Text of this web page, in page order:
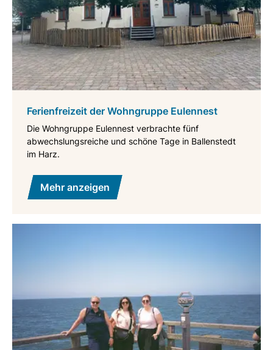
Ferienfreizeit der Wohngruppe Eulennest
Die Wohngruppe Eulennest verbrachte fünf
abwechslungsreiche und schöne Tage in Ballenstedt
im Harz.
Mehr anzeigen